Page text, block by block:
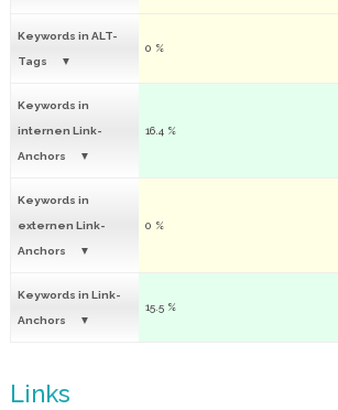
Keywords in ALT-
Tags
0 %
Keywords in
internen Link-
Anchors
16.4 %
Keywords in
externen Link-
Anchors
0 %
Keywords in Link-
Anchors
15.5 %
Links